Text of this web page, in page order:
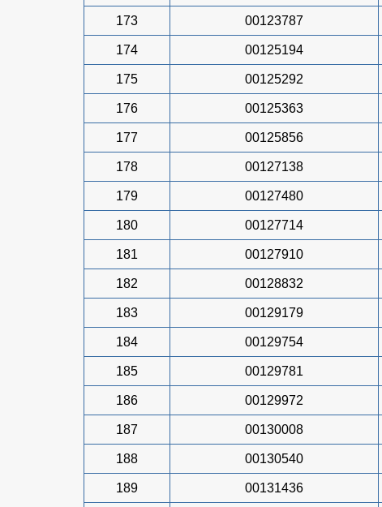
173 00123787
174 00125194
175 00125292
176 00125363
177 00125856
178 00127138
179 00127480
180 00127714
181 00127910
182 00128832
183 00129179
184 00129754
185 00129781
186 00129972
187 00130008
188 00130540
189 00131436